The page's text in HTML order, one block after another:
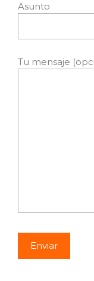
Asunto
Tu mensaje